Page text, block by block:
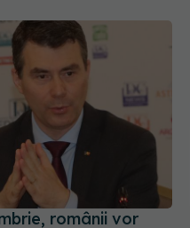
românii vor